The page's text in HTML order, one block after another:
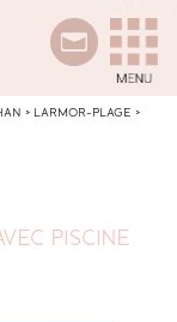
> LARMOR-PLAGE >
PISCINE